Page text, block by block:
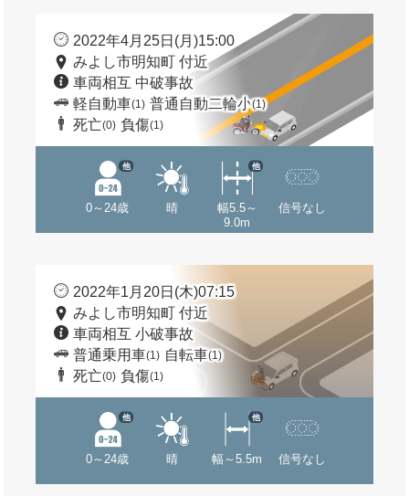
2022年4月25日(月)15:00
みよし市明知町 付近
車両相互 中破事故
軽自動車(1) 普通自動二輪小(1)
死亡(0) 負傷(1)
0～24歳
他
晴
幅5.5～
9.0m
他
信号なし
2022年1月20日(木)07:15
みよし市明知町 付近
車両相互 小破事故
普通乗用車(1) 自転車(1)
死亡(0) 負傷(1)
0～24歳
他
晴 幅～5.5m
他
信号なし